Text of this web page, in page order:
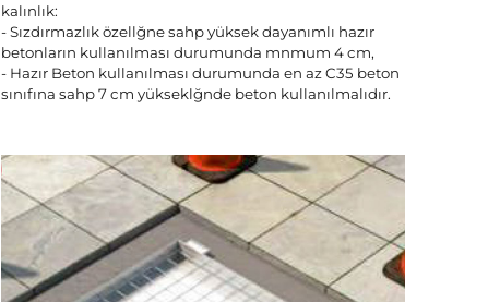
kalınlık:
- Sızdırmazlık özellğne sahp yüksek dayanımlı hazır
betonların kullanılması durumunda mnmum 4 cm,
- Hazır Beton kullanılması durumunda en az C35 beton
sınıfına sahp 7 cm yükseklğnde beton kullanılmalıdır.